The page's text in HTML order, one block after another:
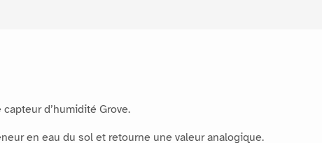
d’humidité Grove.
en eau du sol et retourne une valeur analogique.